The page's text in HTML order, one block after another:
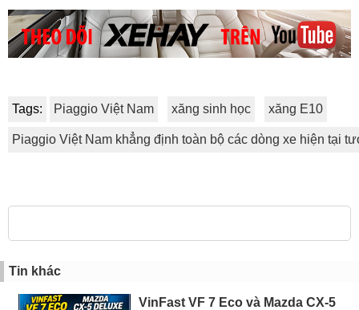
Tags: Piaggio Việt Nam xăng sinh học xăng E10
Piaggio Việt Nam khẳng định toàn bộ các dòng xe hiện tại
Tin khác
VinFast VF 7 Eco và Mazda CX-5